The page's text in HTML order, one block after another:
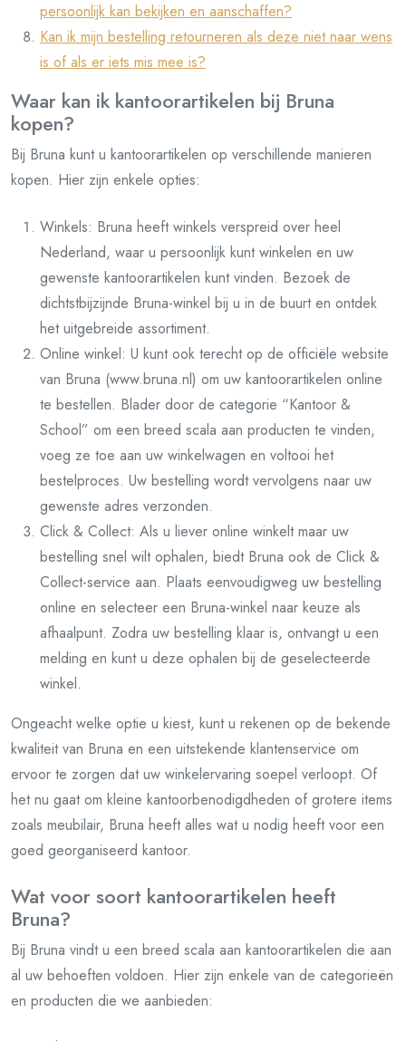
persoonlijk kan bekijken en aanschaffen?
Kan ik mijn bestelling retourneren als deze niet naar wens
is of als er iets mis mee is?
Waar kan ik kantoorartikelen bij Bruna
kopen?
Bij Bruna kunt u kantoorartikelen op verschillende manieren
kopen. Hier zijn enkele opties:
Winkels: Bruna heeft winkels verspreid over heel
Nederland, waar u persoonlijk kunt winkelen en uw
gewenste kantoorartikelen kunt vinden. Bezoek de
dichtstbijzijnde Bruna-winkel bij u in de buurt en ontdek
het uitgebreide assortiment.
Online winkel: U kunt ook terecht op de officiële website
van Bruna (www.bruna.nl) om uw kantoorartikelen online
te bestellen. Blader door de categorie “Kantoor &
School” om een breed scala aan producten te vinden,
voeg ze toe aan uw winkelwagen en voltooi het
bestelproces. Uw bestelling wordt vervolgens naar uw
gewenste adres verzonden.
Click & Collect: Als u liever online winkelt maar uw
bestelling snel wilt ophalen, biedt Bruna ook de Click &
Collect-service aan. Plaats eenvoudigweg uw bestelling
online en selecteer een Bruna-winkel naar keuze als
afhaalpunt. Zodra uw bestelling klaar is, ontvangt u een
melding en kunt u deze ophalen bij de geselecteerde
winkel.
Ongeacht welke optie u kiest, kunt u rekenen op de bekende
kwaliteit van Bruna en een uitstekende klantenservice om
ervoor te zorgen dat uw winkelervaring soepel verloopt. Of
het nu gaat om kleine kantoorbenodigdheden of grotere items
zoals meubilair, Bruna heeft alles wat u nodig heeft voor een
goed georganiseerd kantoor.
Wat voor soort kantoorartikelen heeft
Bruna?
Bij Bruna vindt u een breed scala aan kantoorartikelen die aan
al uw behoeften voldoen. Hier zijn enkele van de categorieën
en producten die we aanbieden: